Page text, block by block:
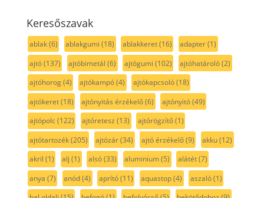
Keresőszavak
ablak(6) ablakgumi (18) ablakkeret(16) adapter(1)
ajtó(137) ajtóbimetál (6) ajtógumi (102) ajtóhatároló(2)
ajtóhorog(4) ajtókampó(4) ajtókapcsoló(18)
ajtókeret(18) ajtónyitás érzékelő(6) ajtónyitó(49)
ajtópolc(122) ajtóretesz (13) ajtórögzítő(1)
ajtótartozék(205) ajtózár(34) ajtó érzékelő(9) akku(12)
akril (1) alj (1) alsó(33) aluminium(5) alátét(7)
anya (7) anód(4) aprító(11) aquastop(4) aszaló(1)